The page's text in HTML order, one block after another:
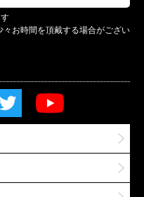
お時間を頂戴する場合がござい